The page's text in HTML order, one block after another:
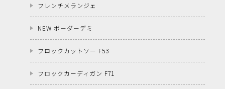
フレンチメランジェ
NEW ボーダーデミ
フロックカットソー F53
フロックカーディガン F71